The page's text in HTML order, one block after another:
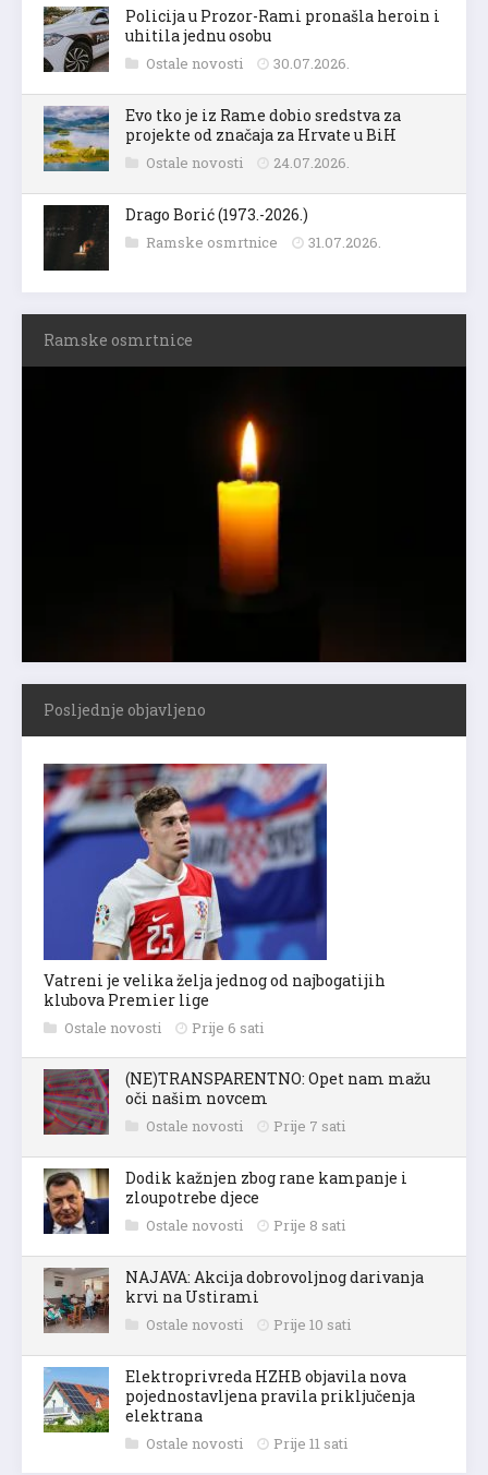
Policija u Prozor-Rami pronašla heroin i
uhitila jednu osobu
Ostale novosti 30.07.2026.
Evo tko je iz Rame dobio sredstva za
projekte od značaja za Hrvate u BiH
Ostale novosti 24.07.2026.
Drago Borić (1973.-2026.)
Ramske osmrtnice 31.07.2026.
Ramske osmrtnice
Posljednje objavljeno
Vatreni je velika želja jednog od najbogatijih
klubova Premier lige
Ostale novosti Prije 6 sati
(NE)TRANSPARENTNO: Opet nam mažu
oči našim novcem
Ostale novosti Prije 7 sati
Dodik kažnjen zbog rane kampanje i
zloupotrebe djece
Ostale novosti Prije 8 sati
NAJAVA: Akcija dobrovoljnog darivanja
krvi na Ustirami
Ostale novosti Prije 10 sati
Elektroprivreda HZHB objavila nova
pojednostavljena pravila priključenja
elektrana
Ostale novosti Prije 11 sati